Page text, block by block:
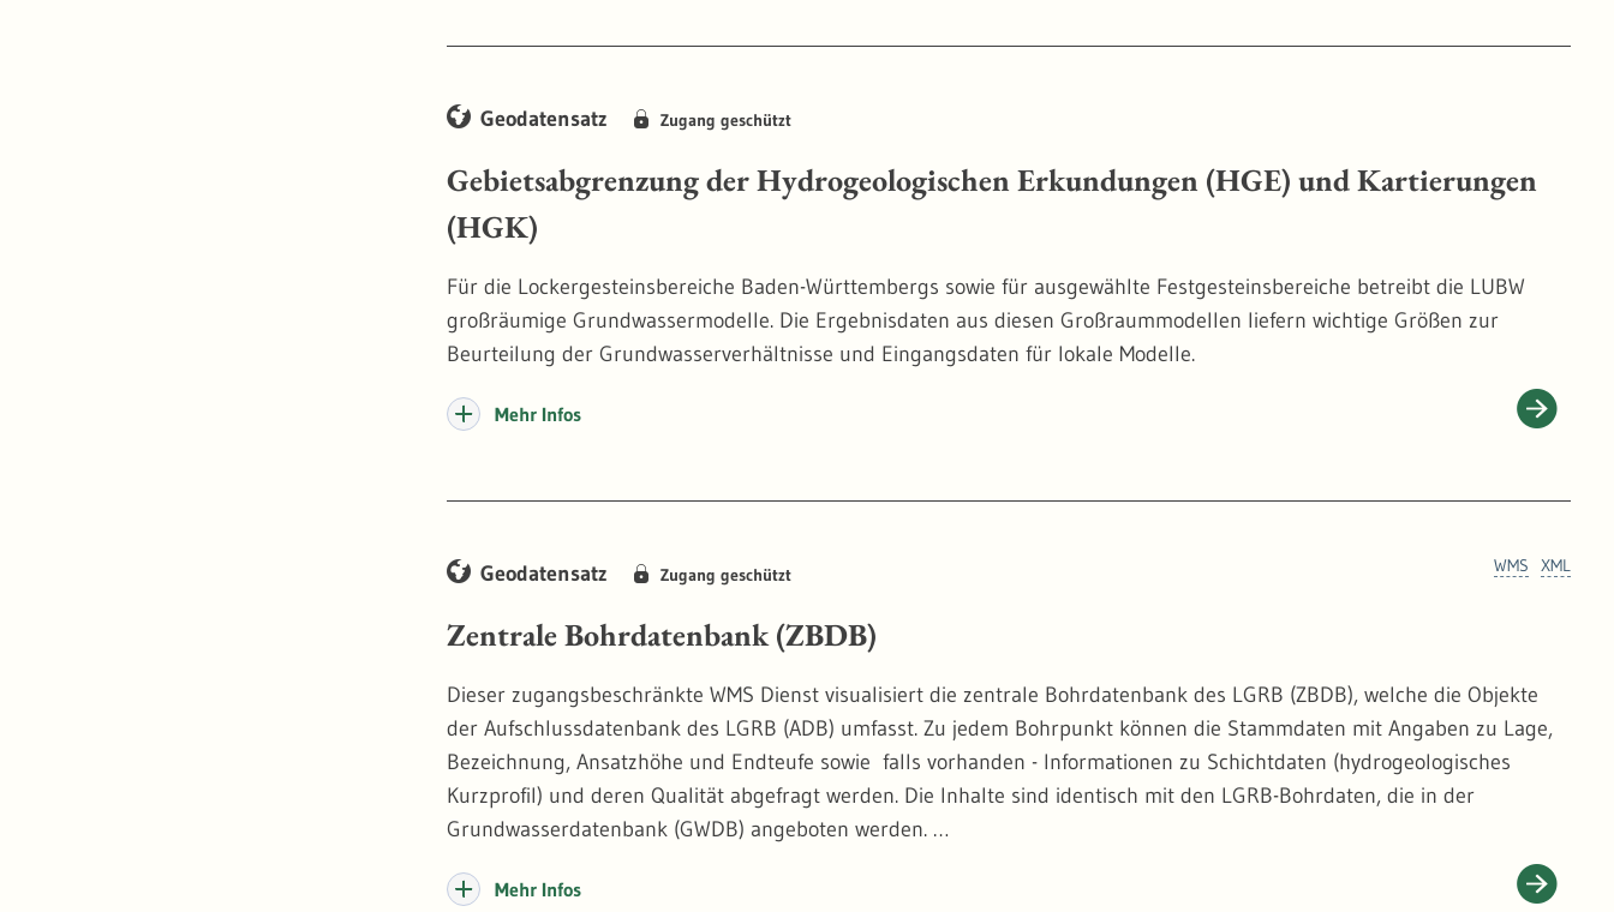
Geodatensatz Zugang geschützt
Gebietsabgrenzung der Hydrogeologischen Erkundungen (HGE) und Kartierungen
(HGK)
Für die Lockergesteinsbereiche Baden-Württembergs sowie für ausgewählte Festgesteinsbereiche betreibt die LUBW
großräumige Grundwassermodelle. Die Ergebnisdaten aus diesen Großraummodellen liefern wichtige Größen zur
Beurteilung der Grundwasserverhältnisse und Eingangsdaten für lokale Modelle.
Mehr Infos
XML
WMS
Geodatensatz Zugang geschützt
Zentrale Bohrdatenbank (ZBDB)
Dieser zugangsbeschränkte WMS Dienst visualisiert die zentrale Bohrdatenbank des LGRB (ZBDB), welche die Objekte
der Aufschlussdatenbank des LGRB (ADB) umfasst. Zu jedem Bohrpunkt können die Stammdaten mit Angaben zu Lage,
Bezeichnung, Ansatzhöhe und Endteufe sowie  falls vorhanden - Informationen zu Schichtdaten (hydrogeologisches
Kurzprofil) und deren Qualität abgefragt werden. Die Inhalte sind identisch mit den LGRB-Bohrdaten, die in der
Grundwasserdatenbank (GWDB) angeboten werden.
Bohrungsdokumentationen, die auf Grund von gesetzlichen Bestimmungen dem LGRB übergeben werden, können über
Mehr Infos